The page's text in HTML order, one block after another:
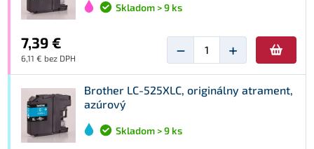
Skladom > 9 ks
7,39 €
6,11 € bez DPH − +
Brother LC-525XLC, originálny atrament,
azúrový
Skladom > 9 ks